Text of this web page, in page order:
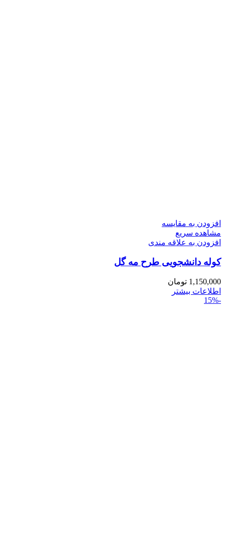
افزودن به مقایسه
مشاهده سریع
افزودن به علاقه مندی
کوله دانشجویی طرح مه گل
1,150,000 تومان
اطلاعات بیشتر
-15%